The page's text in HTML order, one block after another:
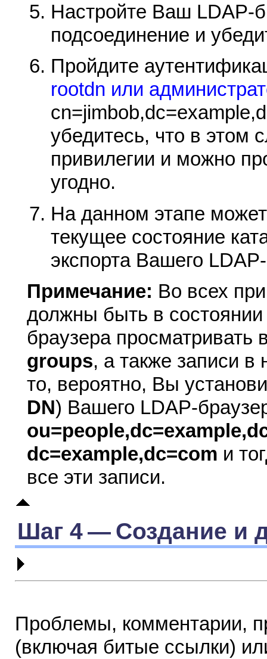
Настройте Ваш LDAP-
подсоединение и
Пройдите
rootdn или
убедитесь, что в этом
привилегии и можно
угодно.
На данном этапе
текущее состояние
экспорта Вашего
Примечание: Во всех
должны быть в
браузера просматривать
groups, а также записи в
то, вероятно, Вы
DN) Вашего LDAP-
dc=example,dc=com и
все эти записи.
Шаг 4 — Создание и
Проблемы, комментарии,
(включая битые ссылки)